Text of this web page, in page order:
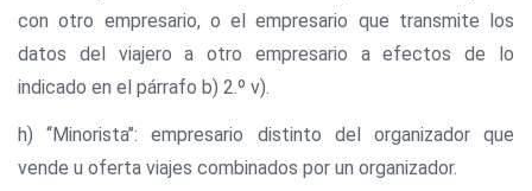
con otro empresario, o el empresario que transmite los
datos del viajero a otro empresario a efectos de lo
indicado en el párrafo b) 2.º v).
h) ‘‘Minorista’’: empresario distinto del organizador que
vende u oferta viajes combinados por un organizador.